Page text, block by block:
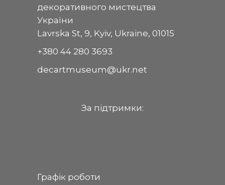
декоративного мистецтва
України
Lavrska St, 9, Kyiv, Ukraine, 01015
+380 44 280 3693
decartmuseum@ukr.net
За пiдтримки:
Графік роботи